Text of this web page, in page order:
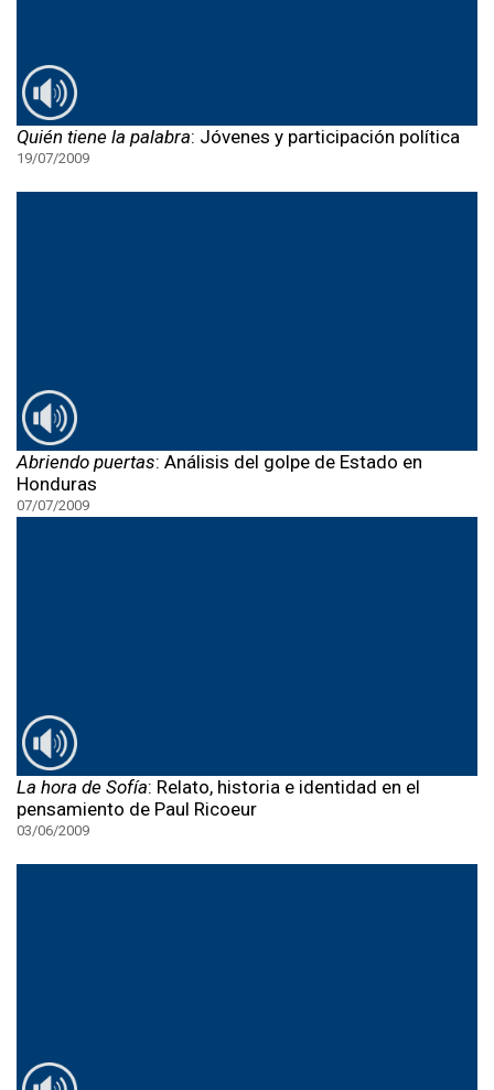
Quién tiene la palabra: Jóvenes y participación política
19/07/2009
Abriendo puertas: Análisis del golpe de Estado en
Honduras
07/07/2009
La hora de Sofía: Relato, historia e identidad en el
pensamiento de Paul Ricoeur
03/06/2009